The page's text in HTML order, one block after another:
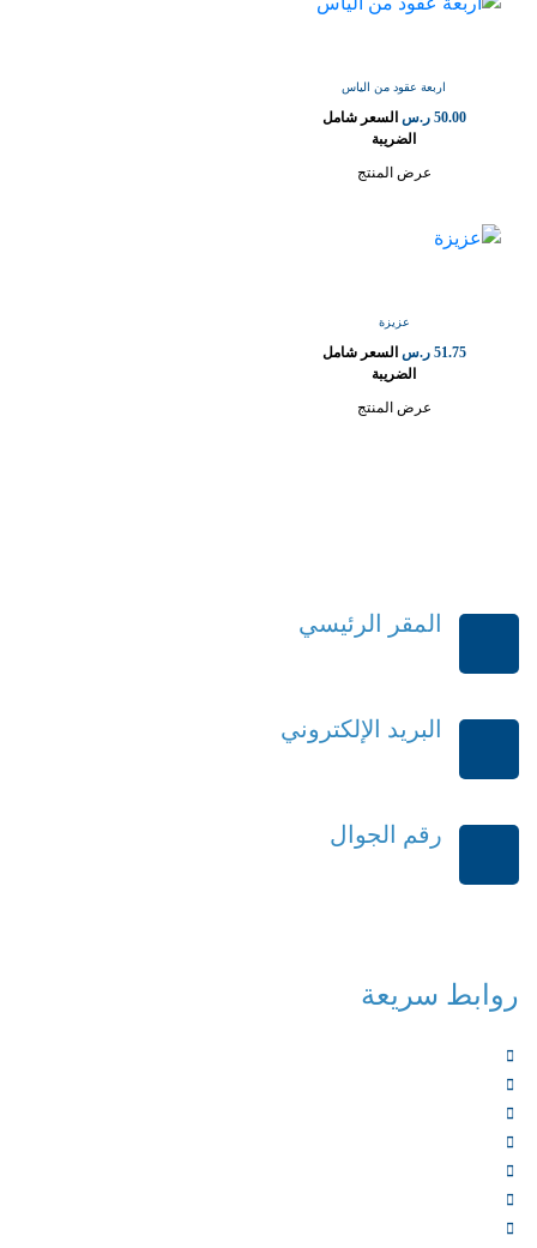
اربعة عقود من الياس
50.00 ر.س السعر شامل
الضريبة
عرض المنتج
عزيزة
51.75 ر.س السعر شامل
الضريبة
عرض المنتج
المقر الرئيسي
البريد الإلكتروني
رقم الجوال
روابط سريعة